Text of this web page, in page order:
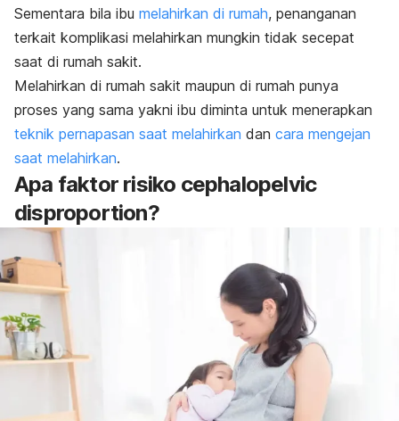
Sementara bila ibu melahirkan di rumah, penanganan
terkait komplikasi melahirkan mungkin tidak secepat
saat di rumah sakit.
Melahirkan di rumah sakit maupun di rumah punya
proses yang sama yakni ibu diminta untuk menerapkan
teknik pernapasan saat melahirkan dan cara mengejan
saat melahirkan.
Apa faktor risiko cephalopelvic
disproportion?